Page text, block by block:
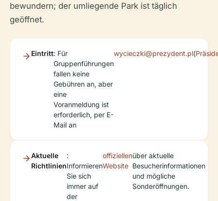
bewundern; der umliegende Park ist täglich
geöffnet.
Eintritt: Für
Gruppenführungen
fallen keine
Gebühren an, aber
eine
Voranmeldung ist
erforderlich, per E-
Mail an
wycieczki@prezydent.pl(
Aktuelle
Richtlinien
:
Informieren
Sie sich
immer auf
der
offiziellen
Website
über aktuelle
Besucherinformationen
und mögliche
Sonderöffnungen.